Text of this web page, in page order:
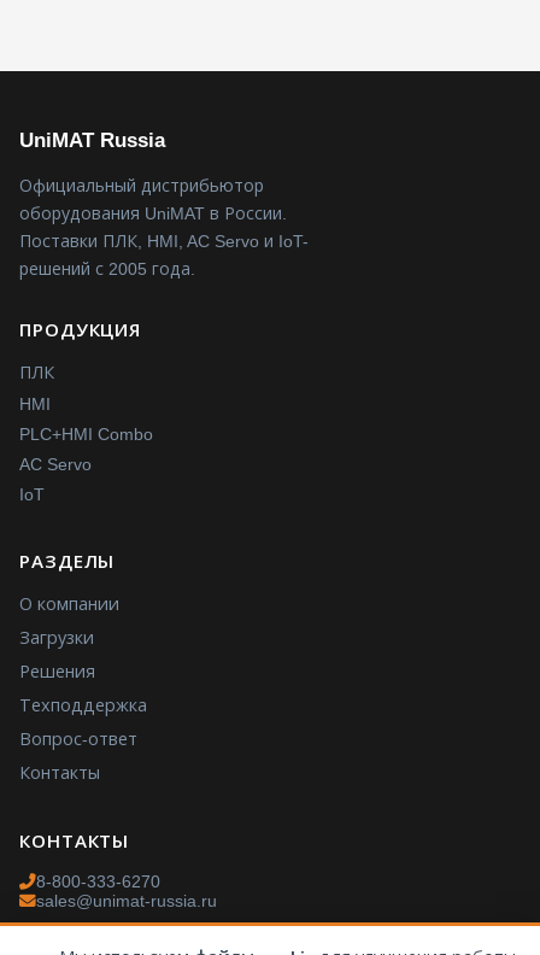
UniMAT Russia
Официальный дистрибьютор
оборудования UniMAT в России.
Поставки ПЛК, HMI, AC Servo и IoT-
решений с 2005 года.
ПРОДУКЦИЯ
ПЛК
HMI
PLC+HMI Combo
AC Servo
IoT
РАЗДЕЛЫ
О компании
Загрузки
Решения
Техподдержка
Вопрос-ответ
Контакты
КОНТАКТЫ
8-800-333-6270
sales@unimat-russia.ru